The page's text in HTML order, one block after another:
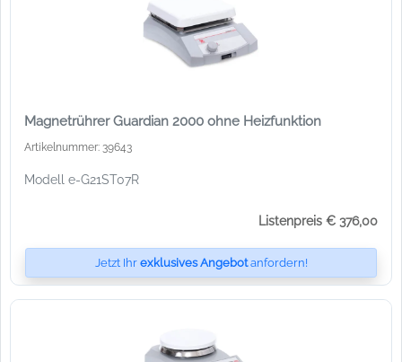
Magnetrührer Guardian 2000 ohne Heizfunktion
Artikelnummer: 39643
Modell e-G21ST07R
Listenpreis € 376,00
Jetzt Ihr exklusives Angebotanfordern!